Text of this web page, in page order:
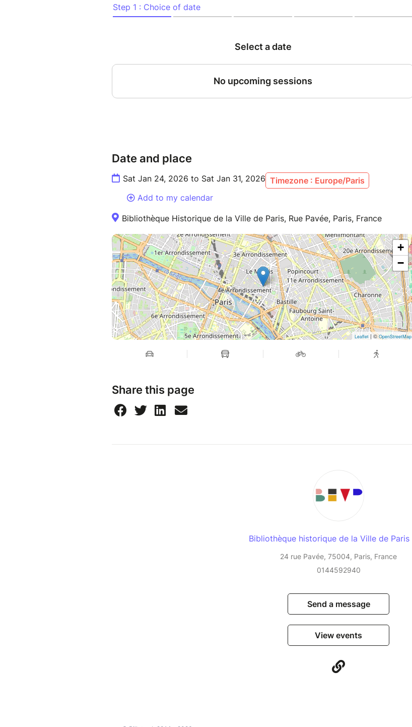
Date and place
Sat Jan 24, 2026 to Sat Jan 31, 2026 Timezone : Europe/Paris
Add to my calendar
Bibliothèque Historique de la Ville de Paris, Rue Pavée, Paris, France
+
−
Leaflet | ©OpenStreetMap
Share this page
Bibliothèque historique de la Ville de Paris
24 rue Pavée, 75004, Paris, France
0144592940
Send a message
View events